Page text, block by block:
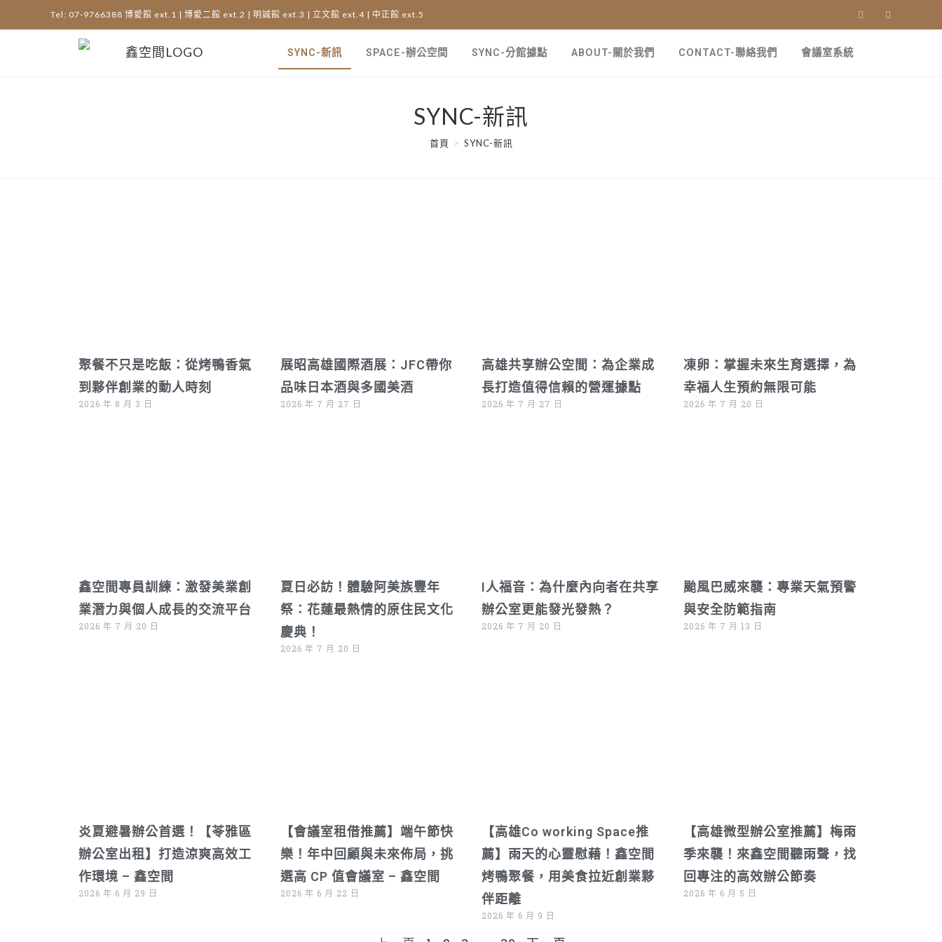
Tel: 07-9766388 博愛館 ext.1 | 博愛二館 ext.2 | 明誠館 ext.3 | 立文館 ext.4 | 中正館 ext.5
SYNC-新訊 SPACE-辦公空間 SYNC-分館據點 ABOUT-關於我們 CONTACT-聯絡我們 會議室系統
SYNC-新訊
首頁 > SYNC-新訊
聚餐不只是吃飯：從烤鴨香氣
到夥伴創業的動人時刻
2026 年 8 月 3 日
展昭高雄國際酒展：JFC帶你
品味日本酒與多國美酒
2026 年 7 月 27 日
高雄共享辦公空間：為企業成
長打造值得信賴的營運據點
2026 年 7 月 27 日
凍卵：掌握未來生育選擇，為
幸福人生預約無限可能
2026 年 7 月 20 日
鑫空間專員訓練：激發美業創
業潛力與個人成長的交流平台
2026 年 7 月 20 日
夏日必訪！體驗阿美族豐年
祭：花蓮最熱情的原住民文化
慶典！
2026 年 7 月 20 日
I人福音：為什麼內向者在共享
辦公室更能發光發熱？
2026 年 7 月 20 日
颱風巴威來襲：專業天氣預警
與安全防範指南
2026 年 7 月 13 日
炎夏避暑辦公首選！【苓雅區
辦公室出租】打造涼爽高效工
作環境 – 鑫空間
2026 年 6 月 29 日
【會議室租借推薦】端午節快
樂！年中回顧與未來佈局，挑
選高 CP 值會議室 – 鑫空間
2026 年 6 月 22 日
【高雄Co working Space推
薦】雨天的心靈慰藉！鑫空間
烤鴨聚餐，用美食拉近創業夥
伴距離
2026 年 6 月 9 日
【高雄微型辦公室推薦】梅雨
季來襲！來鑫空間聽雨聲，找
回專注的高效辦公節奏
2026 年 6 月 5 日